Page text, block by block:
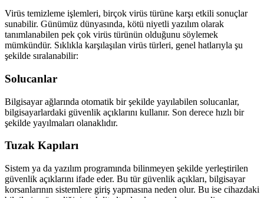
Virüs temizleme işlemleri, birçok virüs türüne karşı etkili sonuçlar
sunabilir. Günümüz dünyasında, kötü niyetli yazılım olarak
tanımlanabilen pek çok virüs türünün olduğunu söylemek
mümkündür. Sıklıkla karşılaşılan virüs türleri, genel hatlarıyla şu
şekilde sıralanabilir:
Solucanlar
Bilgisayar ağlarında otomatik bir şekilde yayılabilen solucanlar,
bilgisayarlardaki güvenlik açıklarını kullanır. Son derece hızlı bir
şekilde yayılmaları olanaklıdır.
Tuzak Kapıları
Sistem ya da yazılım programında bilinmeyen şekilde yerleştirilen
güvenlik açıklarını ifade eder. Bu tür güvenlik açıkları, bilgisayar
korsanlarının sistemlere giriş yapmasına neden olur. Bu ise cihazdaki